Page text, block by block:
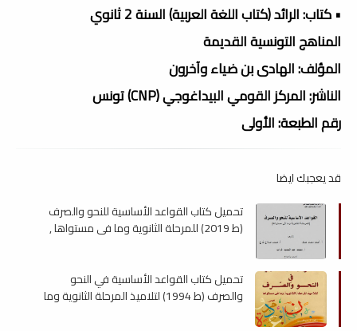
• كتاب: الرائد (كتاب اللغة العربية) السنة 2 ثانوي
المناهج التونسية القديمة
المؤلف: الهادى بن ضياء وآخرون
الناشر: المركز القومي البيداغوجي (CNP) تونس
رقم الطبعة: الأولى
قد يعجبك ايضا
تحميل كتاب القواعد الأساسية للنحو والصرف
(ط 2019) للمرحلة الثانوية وما في مستواها ,
تحميل كتاب القواعد الأساسية في النحو
والصرف (ط 1994) لتلاميذ المرحلة الثانوية وما